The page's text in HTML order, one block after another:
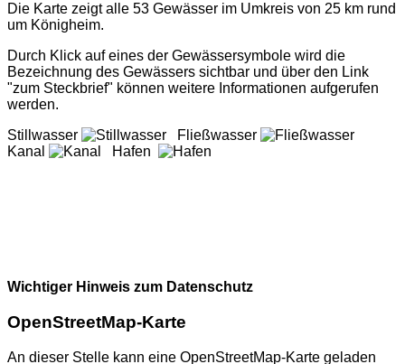
Die Karte zeigt alle 53 Gewässer im Umkreis von 25 km rund
um Königheim.
Durch Klick auf eines der Gewässersymbole wird die
Bezeichnung des Gewässers sichtbar und über den Link
"zum Steckbrief" können weitere Informationen aufgerufen
werden.
Stillwasser
Fließwasser
Kanal
Hafen
Wichtiger Hinweis zum Datenschutz
OpenStreetMap-Karte
An dieser Stelle kann eine OpenStreetMap-Karte geladen